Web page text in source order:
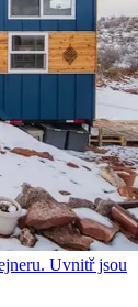
Uvnitř jsou